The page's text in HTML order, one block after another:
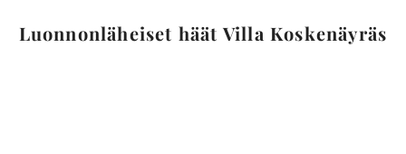
Luonnonläheiset häät Villa Koskenäyräs